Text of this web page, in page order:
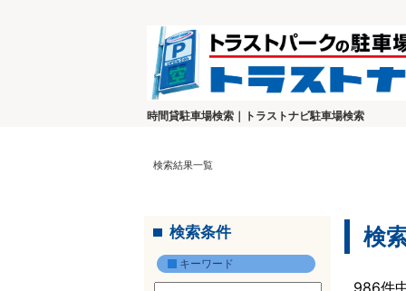
時間貸駐車場検索｜トラストナビ駐車場検索
検索結果一覧
検索条件
キーワード
検
986件